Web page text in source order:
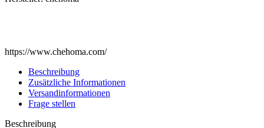
https://www.chehoma.com/
Beschreibung
Zusätzliche Informationen
Versandinformationen
Frage stellen
Beschreibung